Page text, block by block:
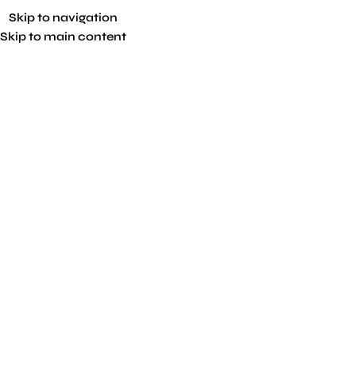
Skip to navigation
Skip to main content